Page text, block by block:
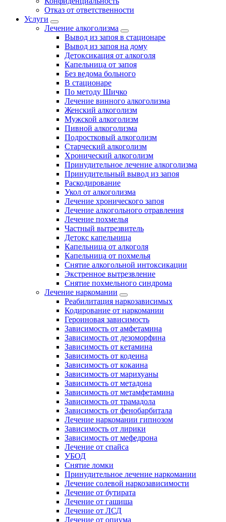
Отказ от ответственности
Услуги
Лечение алкоголизма
Вывод из запоя в стационаре
Вывод из запоя на дому
Детоксикация от алкоголя
Капельница от запоя
Без ведома больного
В стационаре
По методу Шичко
Лечение винного алкоголизма
Женский алкоголизм
Мужской алкоголизм
Пивной алкоголизма
Подростковый алкоголизм
Старческий алкоголизм
Хронический алкоголизм
Принудительное лечение алкоголизма
Принудительный вывод из запоя
Раскодирование
Укол от алкоголизма
Лечение хронического запоя
Лечение алкогольного отравления
Лечение похмелья
Частный вытрезвитель
Детокс капельница
Капельница от алкоголя
Капельница от похмелья
Снятие алкогольной интоксикации
Экстренное вытрезвление
Снятие похмельного синдрома
Лечение наркомании
Реабилитация наркозависимых
Кодирование от наркомании
Героиновая зависимость
Зависимость от амфетамина
Зависимость от дезоморфина
Зависимость от кетамина
Зависимость от кодеина
Зависимость от кокаина
Зависимость от марихуаны
Зависимость от метадона
Зависимость от метамфетамина
Зависимость от трамадола
Зависимость от фенобарбитала
Лечение наркомании гипнозом
Зависимость от лирики
Зависимость от мефедрона
Лечение от спайса
УБОД
Снятие ломки
Принудительное лечение наркомании
Лечение солевой наркозависимости
Лечение от бутирата
Лечение от гашиша
Лечение от ЛСД
Лечение от опиума